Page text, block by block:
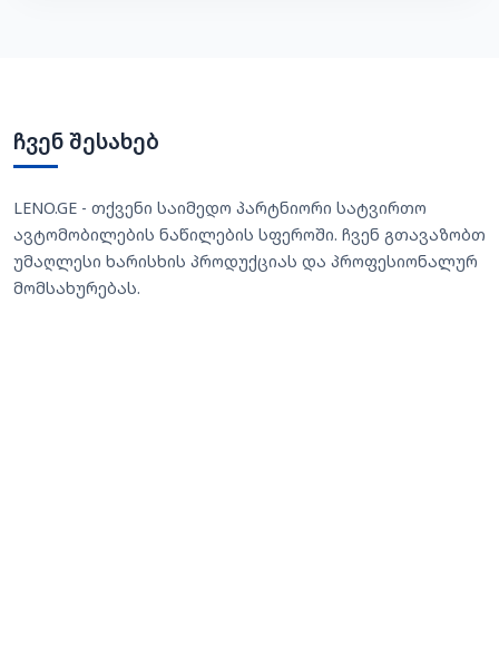
ჩვენ შესახებ
LENO.GE - თქვენი საიმედო პარტნიორი სატვირთო
ავტომობილების ნაწილების სფეროში. ჩვენ გთავაზობთ
უმაღლესი ხარისხის პროდუქციას და პროფესიონალურ
მომსახურებას.